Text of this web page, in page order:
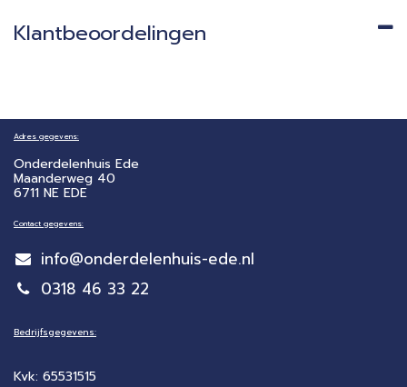
Klantbeoordelingen
Adres gegevens:
Onderdelenhuis Ede
Maanderweg 40
6711 NE EDE
Contact gegevens:
info@onderdelenhuis-ede.nl
0318 46 33 22
Bedrijfsgegevens:
Kvk: 65531515